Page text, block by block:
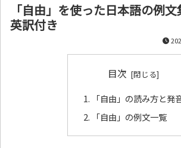
「自由」を使った日本語の例
英訳付き
目次
「自由」の読み方と発
「自由」の例文一覧